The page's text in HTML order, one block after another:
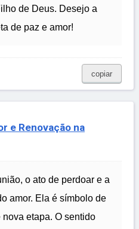
de Deus. Desejo a
de paz e amor!
copiar
e Renovação na
o ato de perdoar e a
amor. Ela é símbolo de
etapa. O sentido